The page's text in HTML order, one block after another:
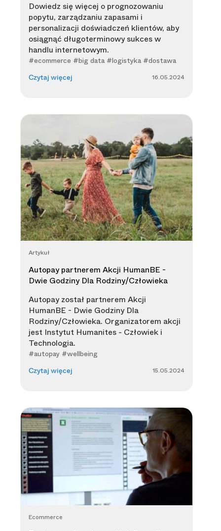
Dowiedz się więcej o prognozowaniu
popytu, zarządzaniu zapasami i
personalizacji doświadczeń klientów, aby
osiągnąć długoterminowy sukces w
handlu internetowym.
#ecommerce #big data #logistyka #dostawa
Czytaj więcej 16.05.2024
Artykuł
Autopay partnerem Akcji HumanBE -
Dwie Godziny Dla Rodziny/Człowieka
Autopay został partnerem Akcji
HumanBE - Dwie Godziny Dla
Rodziny/Człowieka. Organizatorem akcji
jest Instytut Humanites - Człowiek i
Technologia.
#autopay #wellbeing
Czytaj więcej 15.05.2024
Ecommerce